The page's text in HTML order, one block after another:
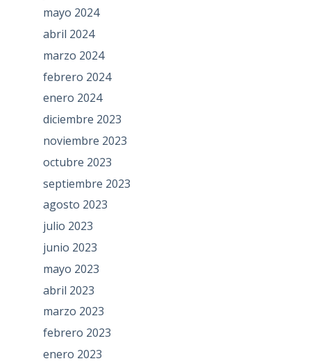
mayo 2024
abril 2024
marzo 2024
febrero 2024
enero 2024
diciembre 2023
noviembre 2023
octubre 2023
septiembre 2023
agosto 2023
julio 2023
junio 2023
mayo 2023
abril 2023
marzo 2023
febrero 2023
enero 2023